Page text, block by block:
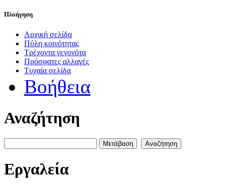
Πλοήγηση
Αρχική σελίδα
Πύλη κοινότητας
Τρέχοντα γεγονότα
Πρόσφατες αλλαγές
Τυχαία σελίδα
Βοήθεια
Αναζήτηση
Εργαλεία